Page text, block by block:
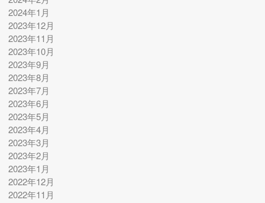
2024年1月
2023年12月
2023年11月
2023年10月
2023年9月
2023年8月
2023年7月
2023年6月
2023年5月
2023年4月
2023年3月
2023年2月
2023年1月
2022年12月
2022年11月